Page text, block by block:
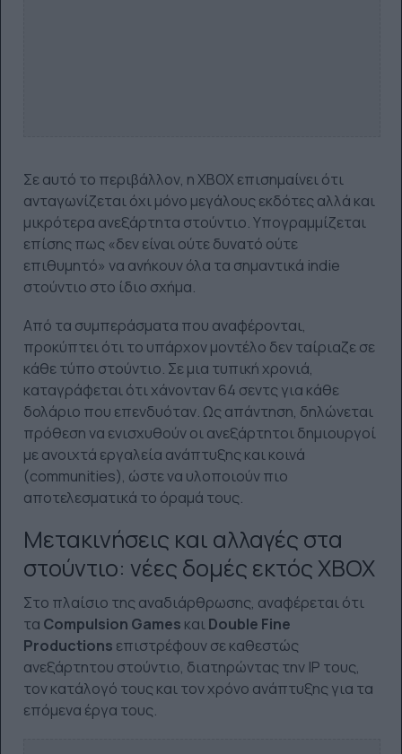
Σε αυτό το περιβάλλον, η XBOX επισημαίνει ότι
ανταγωνίζεται όχι μόνο μεγάλους εκδότες αλλά και
μικρότερα ανεξάρτητα στούντιο. Υπογραμμίζεται
επίσης πως «δεν είναι ούτε δυνατό ούτε
επιθυμητό» να ανήκουν όλα τα σημαντικά indie
στούντιο στο ίδιο σχήμα.
Από τα συμπεράσματα που αναφέρονται,
προκύπτει ότι το υπάρχον μοντέλο δεν ταίριαζε σε
κάθε τύπο στούντιο. Σε μια τυπική χρονιά,
καταγράφεται ότι χάνονταν 64 σεντς για κάθε
δολάριο που επενδυόταν. Ως απάντηση, δηλώνεται
πρόθεση να ενισχυθούν οι ανεξάρτητοι δημιουργοί
με ανοιχτά εργαλεία ανάπτυξης και κοινά
(communities), ώστε να υλοποιούν πιο
αποτελεσματικά το όραμά τους.
Μετακινήσεις και αλλαγές στα
στούντιο: νέες δομές εκτός XBOX
Στο πλαίσιο της αναδιάρθρωσης, αναφέρεται ότι
τα Compulsion Games καιDouble Fine
Productions επιστρέφουν σε καθεστώς
ανεξάρτητου στούντιο, διατηρώντας την IP τους,
τον κατάλογό τους και τον χρόνο ανάπτυξης για τα
επόμενα έργα τους.